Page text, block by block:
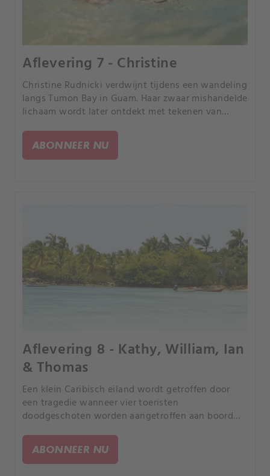
Aflevering 7 - Christine
Christine Rudnicki verdwijnt tijdens een wandeling
langs Tumon Bay in Guam. Haar zwaar mishandelde
lichaam wordt later ontdekt met tekenen van
ABONNEER NU
Aflevering 8 - Kathy, William, Ian
& Thomas
Een klein Caribisch eiland wordt getroffen door
een tragedie wanneer vier toeristen
doodgeschoten worden aangetroffen aan boord
lukt het de detectives de moordenaar te pakken
voordat het te laat is?.
ABONNEER NU